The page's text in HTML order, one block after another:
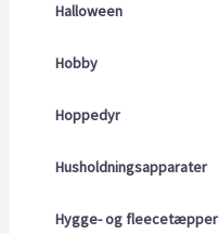
Halloween
Hobby
Hoppedyr
Husholdningsapparater
Hygge- og fleecetæpper